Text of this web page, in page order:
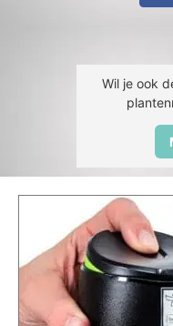
Wil je ook